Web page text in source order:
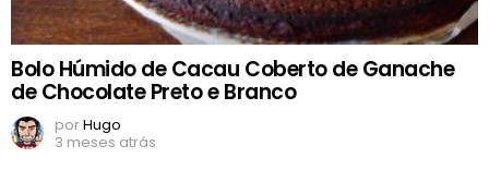
Bolo Húmido de Cacau Coberto de Ganache
de Chocolate Preto e Branco
porHugo
3 meses atrás